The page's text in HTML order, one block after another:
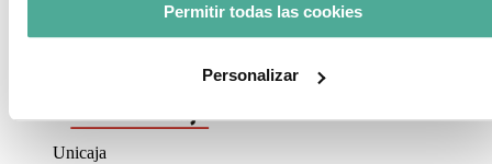
Permitir todas las cookies
Personalizar
UCI
Unicaja